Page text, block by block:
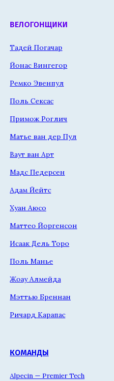
ВЕЛОГОНЩИКИ
Тадей Погачар
Йонас Вингегор
Ремко Эвенпул
Поль Сексас
Примож Роглич
Матье ван дер Пул
Ваут ван Арт
Мадс Педерсен
Адам Йейтс
Хуан Аюсо
Маттео Йоргенсон
Исаак Дель Торо
Поль Манье
Жоау Алмейда
Мэттью Бреннан
Ричард Карапас
КОМАНДЫ
Alpecin — Premier Tech